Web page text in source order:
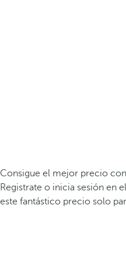
Consigue el mejor precio
Registrate o inicia sesión en
este fantástico precio solo